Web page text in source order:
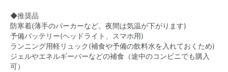
◆推奨品
防寒着(薄手のパーカーなど。夜間は気温が下がります)
予備バッテリー(ヘッドライト、スマホ用)
ランニング用軽リュック(補食や予備の飲料水を入れておくため)
ジェルやエネルギーバーなどの補食（途中のコンビニでも購入
可）